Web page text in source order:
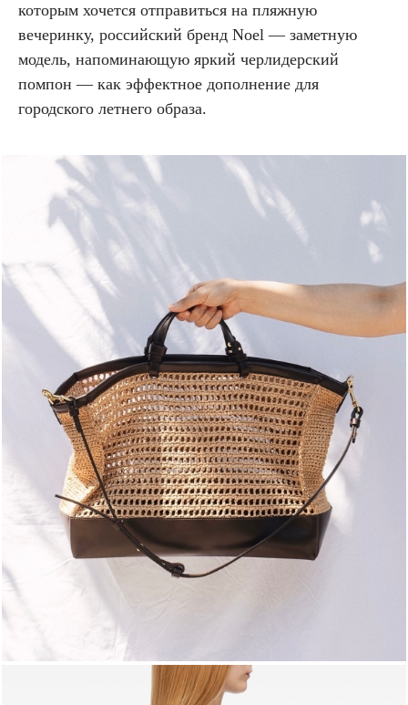
которым хочется отправиться на пляжную
вечеринку, российский бренд Noel — заметную
модель, напоминающую яркий черлидерский
помпон — как эффектное дополнение для
городского летнего образа.